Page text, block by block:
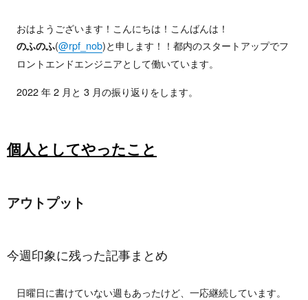
おはようございます！こんにちは！こんばんは！
のふのふ(@rpf_nob)と申します！！都内のスタートアップでフ
ロントエンドエンジニアとして働いています。
2022 年 2 月と 3 月の振り返りをします。
個人としてやったこと
アウトプット
今週印象に残った記事まとめ
日曜日に書けていない週もあったけど、一応継続しています。